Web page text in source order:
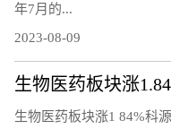
年7月的...
2023-08-09
生物医药板块涨
生物医药板块涨1 84%科